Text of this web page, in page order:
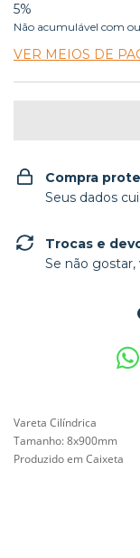
5%
Não acumulável com
VER MEIOS DE
Compra
Seus dados
Trocas e
Se não
Vareta Cilíndrica
Tamanho: 8x900mm
Produzido em Caixeta